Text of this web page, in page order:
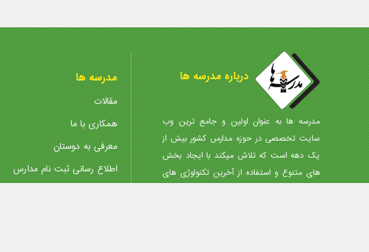
درباره مدرسه ها
مدرسه ها به عنوان اولین و جامع ترین وب
سایت تخصصی در حوزه مدارس کشور بیش از
یک دهه است که تلاش میکند با ایجاد بخش
های متنوع و استفاده از آخرین تکنولوژی های
مدرسه ها
مقالات
همکاری با ما
معرفی به دوستان
اطلاع رسانی ثبت نام مدارس